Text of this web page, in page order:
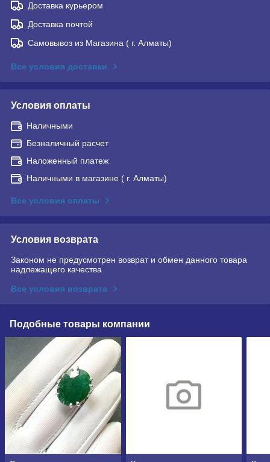
Доставка курьером
Доставка почтой
Самовывоз из Магазина ( г. Алматы)
Все условия доставки
Условия оплаты
Наличными
Безналичный расчет
Наложенный платеж
Наличными в магазине ( г. Алматы)
Все условия оплаты
Условия возврата
Законом не предусмотрен возврат и обмен данного товара
надлежащего качества
Все условия возврата
Подобные товары компании